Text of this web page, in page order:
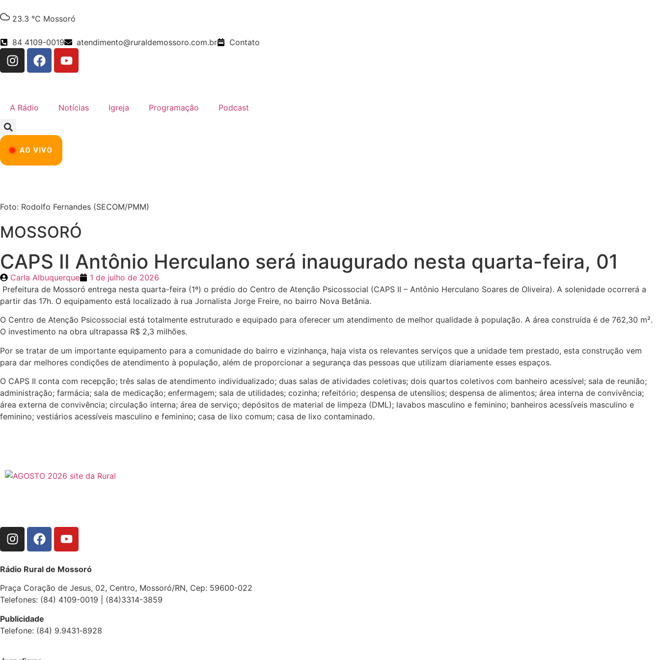
23.3 °C Mossoró
84 4109-0019 atendimento@ruraldemossoro.com.br Contato
A Rádio Notícias Igreja Programação Podcast
AO VIVO
Foto: Rodolfo Fernandes (SECOM/PMM)
MOSSORÓ
CAPS II Antônio Herculano será inaugurado nesta quarta-feira, 01
Carla Albuquerque
1 de julho de 2026
Prefeitura de Mossoró entrega nesta quarta-feira (1º) o prédio do Centro de Atenção Psicossocial (CAPS II – Antônio Herculano Soares de Oliveira). A solenidade ocorrerá a
partir das 17h. O equipamento está localizado à rua Jornalista Jorge Freire, no bairro Nova Betânia.
O Centro de Atenção Psicossocial está totalmente estruturado e equipado para oferecer um atendimento de melhor qualidade à população. A área construída é de 762,30 m².
O investimento na obra ultrapassa R$ 2,3 milhões.
Por se tratar de um importante equipamento para a comunidade do bairro e vizinhança, haja vista os relevantes serviços que a unidade tem prestado, esta construção vem
para dar melhores condições de atendimento à população, além de proporcionar a segurança das pessoas que utilizam diariamente esses espaços.
O CAPS II conta com recepção; três salas de atendimento individualizado; duas salas de atividades coletivas; dois quartos coletivos com banheiro acessível; sala de reunião;
administração; farmácia; sala de medicação; enfermagem; sala de utilidades; cozinha; refeitório; despensa de utensílios; despensa de alimentos; área interna de convivência;
área externa de convivência; circulação interna; área de serviço; depósitos de material de limpeza (DML); lavabos masculino e feminino; banheiros acessíveis masculino e
feminino; vestiários acessíveis masculino e feminino; casa de lixo comum; casa de lixo contaminado.
Rádio Rural de Mossoró
Praça Coração de Jesus, 02, Centro, Mossoró/RN, Cep: 59600-022
Telefones: (84) 4109-0019 | (84)3314-3859
Publicidade
Telefone: (84) 9.9431‑8928